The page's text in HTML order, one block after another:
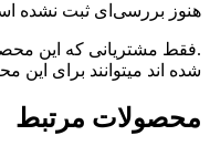
هنوز بررسی‌ای ثبت نشده
.فقط مشتریانی که این
شده اند میتوانند برای این
محصولات مرتبط